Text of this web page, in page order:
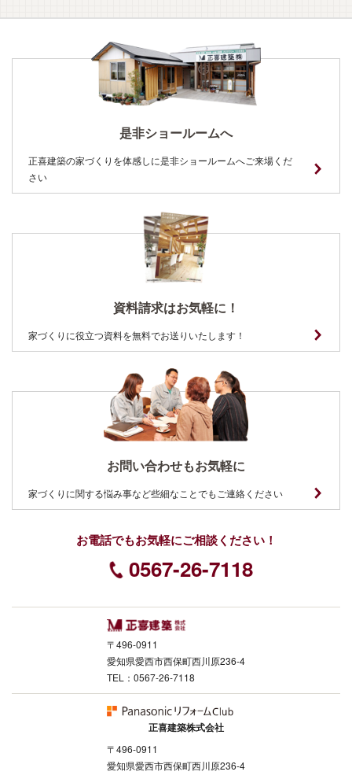
是非ショールームへ
正喜建築の家づくりを体感しに是非ショールームへご来場くだ
さい
資料請求はお気軽に！
家づくりに役立つ資料を無料でお送りいたします！
お問い合わせもお気軽に
家づくりに関する悩み事など些細なことでもご連絡ください
お電話でもお気軽にご相談ください！
0567-26-7118
〒496-0911
愛知県愛西市西保町西川原236-4
TEL：0567-26-7118
正喜建築株式会社
〒496-0911
愛知県愛西市西保町西川原236-4